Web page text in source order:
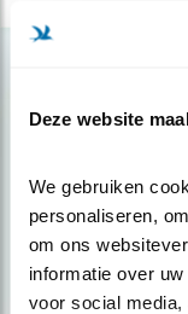
Deze website
We gebruiken
personaliseren,
om ons
informatie over
voor social
Op de
Meld je aan en